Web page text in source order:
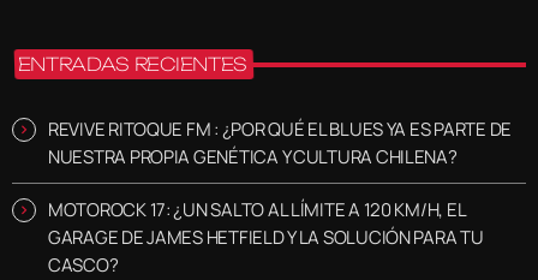
ENTRADAS RECIENTES
REVIVE RITOQUE FM : ¿POR QUÉ EL BLUES YA ES PARTE DE
NUESTRA PROPIA GENÉTICA Y CULTURA CHILENA?
MOTOROCK 17: ¿UN SALTO AL LÍMITE A 120 KM/H, EL
GARAGE DE JAMES HETFIELD Y LA SOLUCIÓN PARA TU
CASCO?